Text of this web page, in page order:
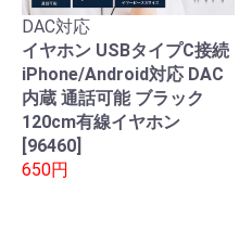
DAC対応
イヤホン USBタイプC接続
iPhone/Android対応 DAC
内蔵 通話可能 ブラック
120cm有線イヤホン
[96460]
650円